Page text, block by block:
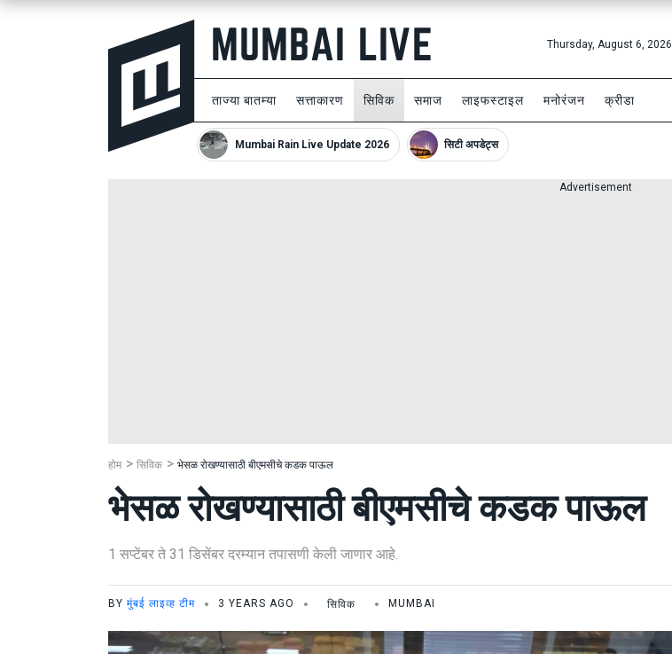
Thursday, August 6, 2026
ताज्या बातम्या सत्ताकारण सिविक समाज लाइफस्टाइल मनोरंजन क्रीडा
Mumbai Rain Live Update 2026 सिटी अपडेट्स
Advertisement
होम सिविक भेसळ रोखण्यासाठी बीएमसीचे कडक पाऊल
भेसळ रोखण्यासाठी बीएमसीचे कडक पाऊल
1 सप्टेंबर ते 31 डिसेंबर दरम्यान तपासणी केली जाणार आहे.
BY मुंबई लाइव्ह टीम 3 YEARS AGO सिविक MUMBAI